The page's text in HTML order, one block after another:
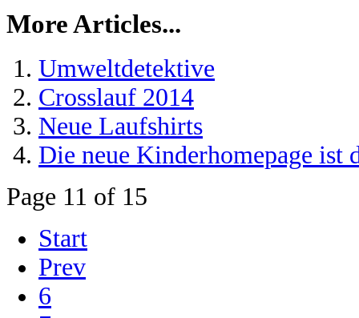
More Articles...
Umweltdetektive
Crosslauf 2014
Neue Laufshirts
Die neue Kinderhomepage ist
Page 11 of 15
Start
Prev
6